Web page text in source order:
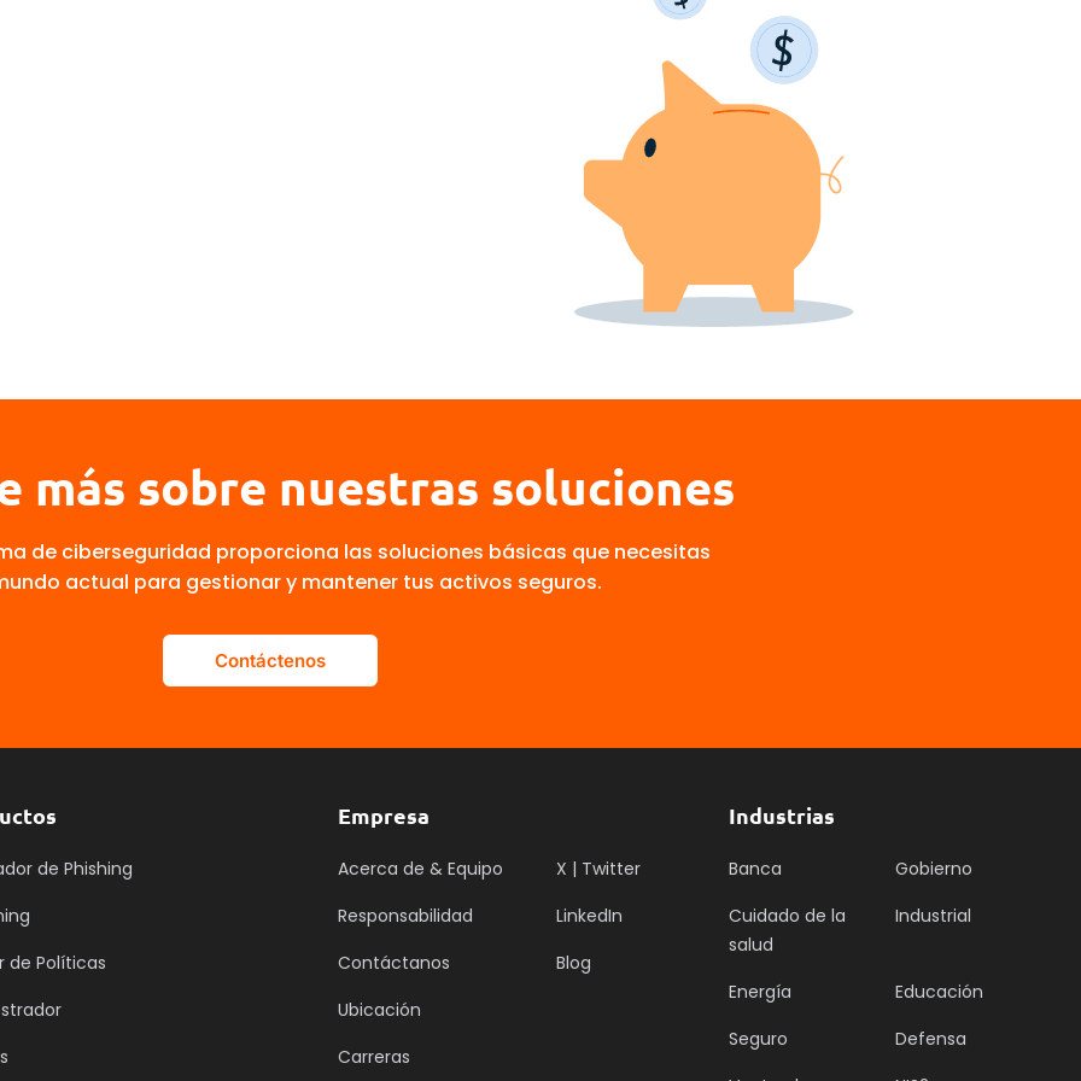
más sobre nuestras soluciones
de ciberseguridad proporciona las soluciones básicas que necesitas
actual para gestionar y mantener tus activos seguros.
Contáctenos
de Phishing
de Políticas
Empresa
Acerca de & Equipo
Responsabilidad
Contáctanos
Ubicación
Carreras
X | Twitter
LinkedIn
Blog
Industrias
Banca
Cuidado de la
salud
Energía
Seguro
Gobierno
Industrial
Educación
Defensa